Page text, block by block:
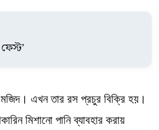
মজিদ। এখন তার রস প্রচুর বিক্রি হয়।
মিশানো পানি ব্যাবহার করায়